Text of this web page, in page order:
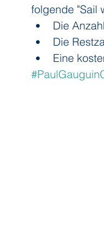
Poseidon Expeditions
folgende "Sail
Die
Die
Eine